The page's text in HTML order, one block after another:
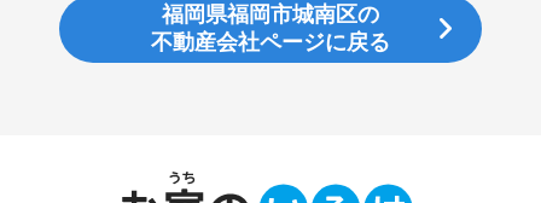
福岡県福岡市城南区の
不動産会社ページに戻る